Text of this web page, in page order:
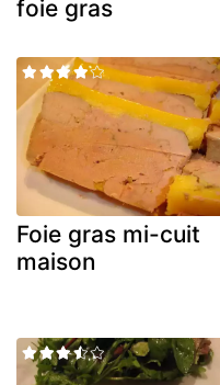
foie gras
Foie gras mi-cuit
maison